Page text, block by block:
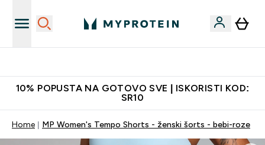
10% POPUSTA NA GOTOVO SVE | ISKORISTI KOD:
SR10
Home MP Women's Tempo Shorts - ženski šorts - bebi-roze